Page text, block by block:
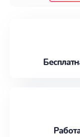
наилучшим